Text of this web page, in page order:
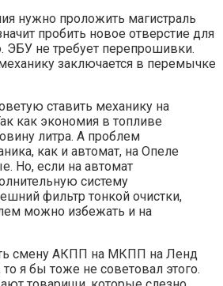
нужно проложить магистраль
пробить новое отверстие для
ЭБУ не требует перепрошивки.
заключается в перемычке
ставить механику на
как экономия в топливе
литра. А проблем
как и автомат, на Опеле
Но, если на автомат
систему
фильтр тонкой очистки,
можно избежать и на
смену АКПП на МКПП на Ленд
я бы тоже не советовал этого.